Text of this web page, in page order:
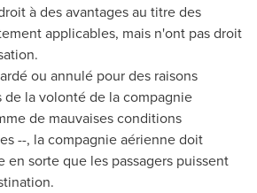
à des avantages au titre des
applicables, mais n'ont pas droit
ou annulé pour des raisons
de la volonté de la compagnie
de mauvaises conditions
--, la compagnie aérienne doit
en sorte que les passagers puissent